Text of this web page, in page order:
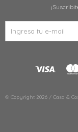
© Copyright 2026 / Casa &